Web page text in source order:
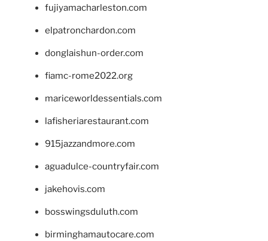
fujiyamacharleston.com
elpatronchardon.com
donglaishun-order.com
fiamc-rome2022.org
mariceworldessentials.com
lafisheriarestaurant.com
915jazzandmore.com
aguadulce-countryfair.com
jakehovis.com
bosswingsduluth.com
birminghamautocare.com